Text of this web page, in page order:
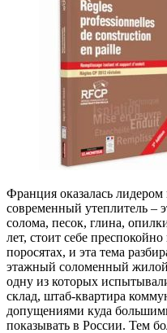
Франция оказалась
современный утеплитель –
солома, песок, глина,
лет, стоит себе
поросятах, и эта тема
этажный соломенный жилой
одну из которых
склад, штаб-квартира
допущениями куда
показывать в России. Тем